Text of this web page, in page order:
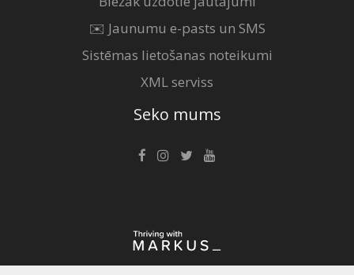
✉️ Jaunumu e-pasts un SMS
Sistēmas lietošanas noteikumi
XML serviss
Seko mums